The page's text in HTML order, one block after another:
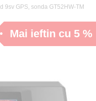
9sv GPS, sonda GT52HW-TM
Mai ieftin cu 5 %